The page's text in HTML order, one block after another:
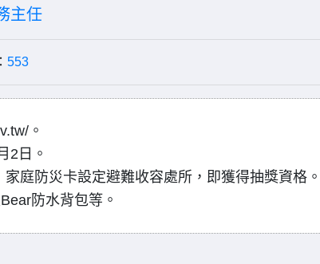
主任
553
。
2日。
庭防災卡設定避難收容處所，即獲得抽獎資格。
防水背包等。